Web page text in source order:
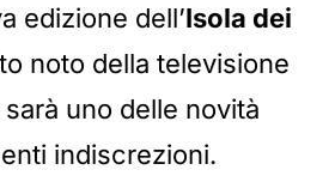
edizione dell’Isola dei
noto della televisione
sarà uno delle novità
indiscrezioni.